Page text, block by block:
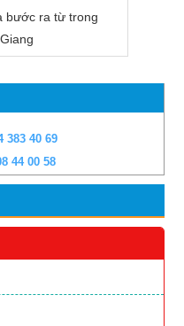
bước ra từ trong
383 40 69
44 00 58